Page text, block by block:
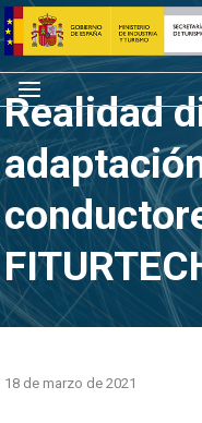
Saltar
al
contenido
Inicio
Menú
Realidad
18 de marzo de 2021